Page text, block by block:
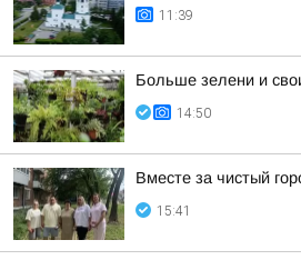
11:39
Больше зелени и
14:50
Вместе за чистый
15:41